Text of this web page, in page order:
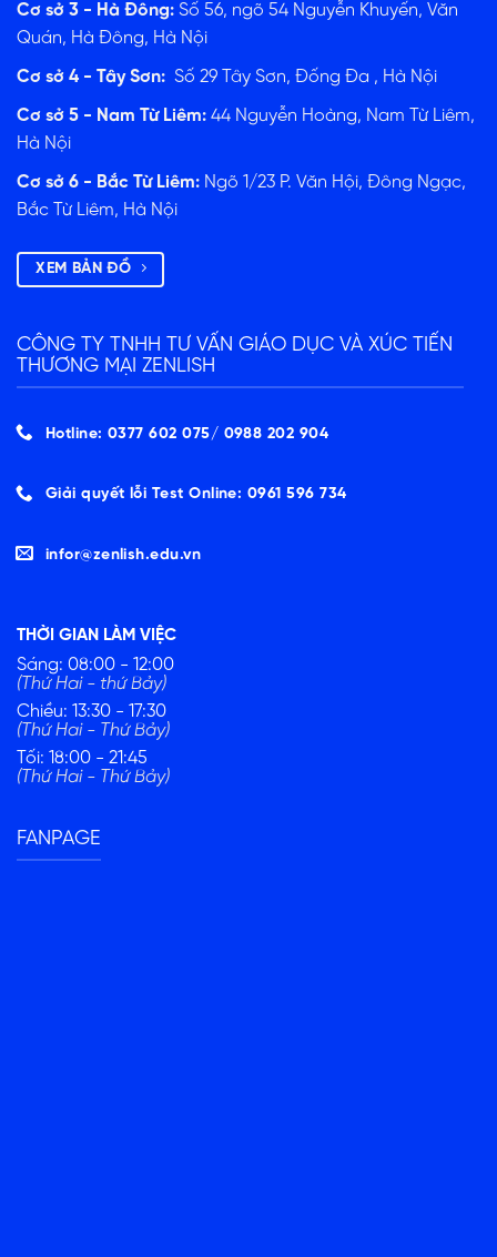
Cơ sở 3 - Hà Đông: Số 56, ngõ 54 Nguyễn Khuyến, Văn
Quán, Hà Đông, Hà Nội
Cơ sở 4 - Tây Sơn: Số 29 Tây Sơn, Đống Đa , Hà Nội
Cơ sở 5 - Nam Từ Liêm: 44 Nguyễn Hoàng, Nam Từ Liêm,
Hà Nội
Cơ sở 6 - Bắc Từ Liêm: Ngõ 1/23 P. Văn Hội, Đông Ngạc,
Bắc Từ Liêm, Hà Nội
XEM BẢN ĐỒ
CÔNG TY TNHH TƯ VẤN GIÁO DỤC VÀ XÚC TIẾN
THƯƠNG MẠI ZENLISH
Hotline: 0377 602 075/ ‭0988 202 904‬
Giải quyết lỗi Test Online: 0961 596 734
infor@zenlish.edu.vn
THỜI GIAN LÀM VIỆC
Sáng: 08:00 - 12:00
(Thứ Hai - thứ Bảy)
Chiều: 13:30 - 17:30
(Thứ Hai - Thứ Bảy)
Tối: 18:00 - 21:45
(Thứ Hai - Thứ Bảy)
FANPAGE